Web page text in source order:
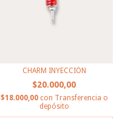
CHARM INYECCIÓN
$20.000,00
$18.000,00 con Transferencia o
depósito